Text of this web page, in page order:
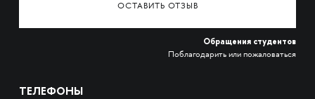
ОСТАВИТЬ ОТЗЫВ
Обращения студентов
Поблагодарить или пожаловаться
ТЕЛЕФОНЫ